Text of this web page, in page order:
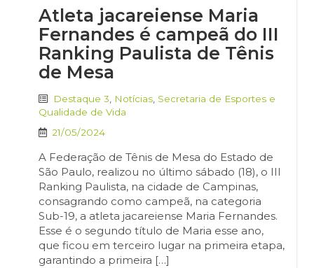
Atleta jacareiense Maria
Fernandes é campeã do III
Ranking Paulista de Tênis
de Mesa
Destaque 3 Notícias Secretaria de Esportes e
Qualidade de Vida
21/05/2024
A Federação de Tênis de Mesa do Estado de
São Paulo, realizou no último sábado (18), o III
Ranking Paulista, na cidade de Campinas,
consagrando como campeã, na categoria
Sub-19, a atleta jacareiense Maria Fernandes.
Esse é o segundo título de Maria esse ano,
que ficou em terceiro lugar na primeira etapa,
garantindo a primeira […]